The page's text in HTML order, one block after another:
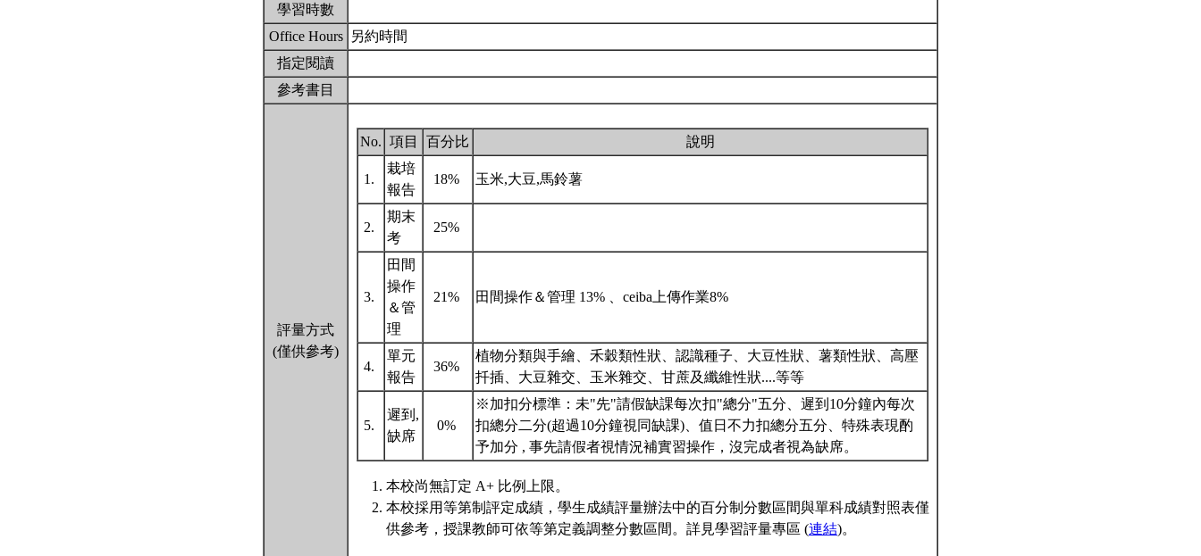
學習時數
Office Hours
另約時間
指定閱讀
參考書目
評量方式
(僅供參考)
No. 項目 百分比 說明
1.
栽培
報告
18% 玉米,大豆,馬鈴薯
2.
期末
考
25%
3.
田間
操作
＆管
理
21% 田間操作＆管理 13% 、ceiba上傳作業8%
4.
單元
報告
36%
植物分類與手繪、禾穀類性狀、認識種子、大豆性狀、薯類性狀、高壓
扦插、大豆雜交、玉米雜交、甘蔗及纖維性狀....等等
5.
遲到,
缺席
0%
※加扣分標準：未"先"請假缺課每次扣"總分"五分、遲到10分鐘內每次
扣總分二分(超過10分鐘視同缺課)、值日不力扣總分五分、特殊表現酌
予加分 , 事先請假者視情況補實習操作，沒完成者視為缺席。
本校尚無訂定 A+ 比例上限。
本校採用等第制評定成績，學生成績評量辦法中的百分制分數區間與單科成績對照表僅
供參考，授課教師可依等第定義調整分數區間。詳見學習評量專區 (連結)。